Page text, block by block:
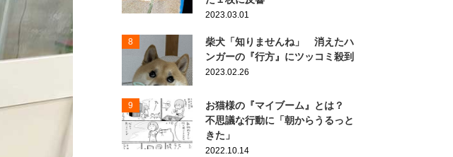
2023.03.01
8
柴犬「知りませんね」 消えたハ
ンガーの『行方』にツッコミ殺到
2023.02.26
9
お猫様の『マイブーム』とは？
不思議な行動に「朝からうるっと
きた」
2022.10.14